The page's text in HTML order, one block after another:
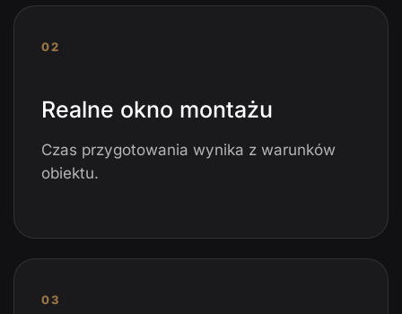
02
Realne okno montażu
Czas przygotowania wynika z warunków
obiektu.
03